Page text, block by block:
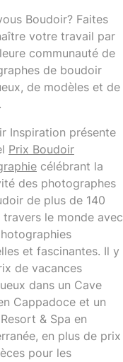
Boudoir? Faites
votre travail par
communauté de
de boudoir
de modèles et de
Inspiration présente
Prix ​​Boudoir
célébrant la
des photographes
de plus de 140
travers le monde avec
et fascinantes. Il y
de vacances
dans un Cave
Cappadoce et un
& Spa en
en plus de prix
pour les